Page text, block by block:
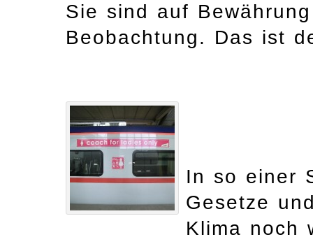
Sie sind auf
Beobachtung. Das ist
In so einer
Gesetze
Klima noch